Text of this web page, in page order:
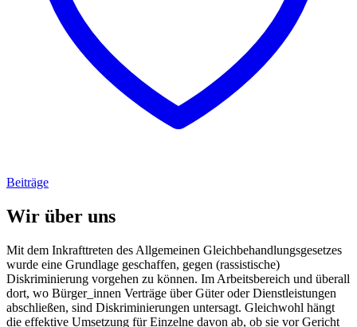
Beiträge
Wir über uns
Mit dem Inkrafttreten des Allgemeinen Gleichbehandlungsgesetzes
wurde eine Grundlage geschaffen, gegen (rassistische)
Diskriminierung vorgehen zu können. Im Arbeitsbereich und überall
dort, wo Bürger_innen Verträge über Güter oder Dienstleistungen
abschließen, sind Diskriminierungen untersagt. Gleichwohl hängt
die effektive Umsetzung für Einzelne davon ab, ob sie vor Gericht